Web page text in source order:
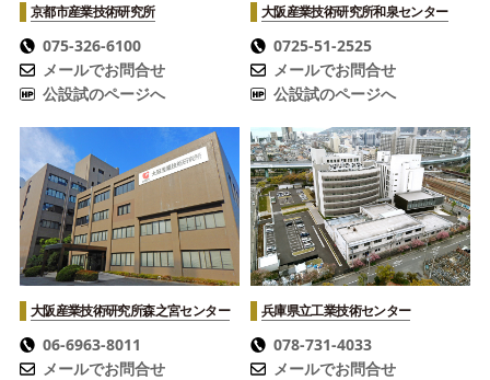
京都市産業技術研究所
075-326-6100
メールでお問合せ
公設試のページへ
大阪産業技術研究所和泉センター
0725-51-2525
メールでお問合せ
公設試のページへ
大阪産業技術研究所森之宮センター
06-6963-8011
メールでお問合せ
兵庫県立工業技術センター
078-731-4033
メールでお問合せ